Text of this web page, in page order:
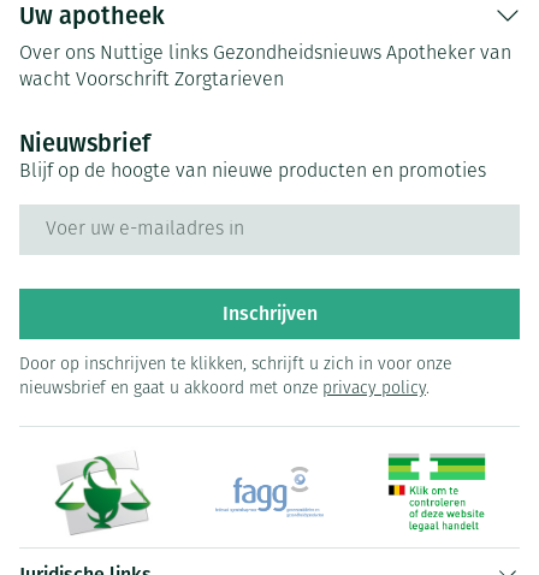
Uw apotheek
Over ons Nuttige links Gezondheidsnieuws Apotheker van
wacht Voorschrift Zorgtarieven
Nieuwsbrief
Blijf op de hoogte van nieuwe producten en promoties
Inschrijven
Door op inschrijven te klikken, schrijft u zich in voor onze
nieuwsbrief en gaat u akkoord met onze privacy policy.